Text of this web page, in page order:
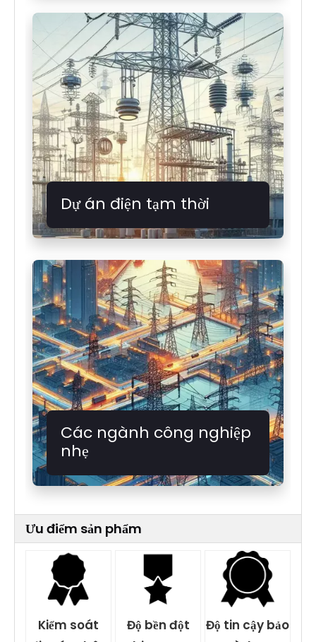
Dự án điện tạm thời
Các ngành công nghiệp
nhẹ
Ưu điểm sản phẩm
Kiểm soát
Độ bền đột
Độ tin cậy bảo